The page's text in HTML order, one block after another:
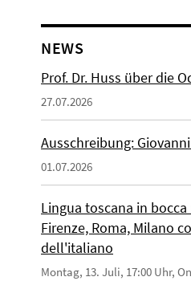
NEWS
Prof. Dr. Huss über die
27.07.2026
Ausschreibung:
01.07.2026
Lingua toscana in
Firenze, Roma, Milano
dell'italiano
Montag, 13. Juli, 17:00 Uhr,